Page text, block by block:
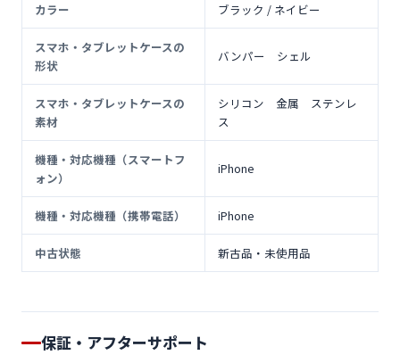
カラー ブラック / ネイビー
スマホ・タブレットケースの
形状
バンパー シェル
スマホ・タブレットケースの
素材
シリコン 金属 ステンレ
ス
機種・対応機種（スマートフ
ォン）
iPhone
機種・対応機種（携帯電話） iPhone
中古状態 新古品・未使用品
保証・アフターサポート